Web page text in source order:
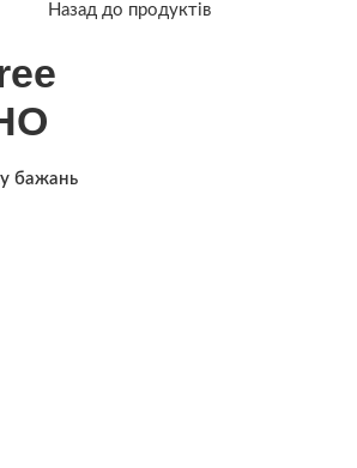
Назад до продуктів
бажань